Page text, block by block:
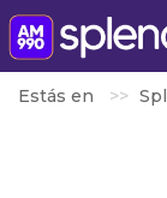
Estás en